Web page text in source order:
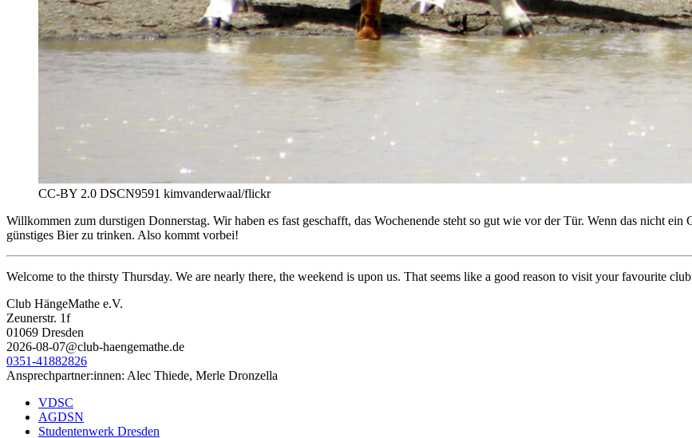
CC-BY 2.0 DSCN9591 kimvanderwaal/flickr
Willkommen zum durstigen Donnerstag. Wir haben es fast geschafft, das Wochenende steht so gut wie vor der Tür. Wenn das nicht
günstiges Bier zu trinken. Also kommt vorbei!
Welcome to the thirsty Thursday. We are nearly there, the weekend is upon us. That seems like a good reason to visit your favourite
Club HängeMathe e.V.
Zeunerstr. 1f
01069 Dresden
2026-08-07@club-haengemathe.de
0351-41882826
Ansprechpartner:innen: Alec Thiede, Merle Dronzella
VDSC
AGDSN
Studentenwerk Dresden